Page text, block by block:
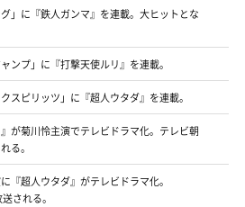
グ」に『鉄人ガンマ』を連載。大ヒットとな
ンプ」に『打撃天使ルリ』を連載。
クスピリッツ」に『超人ウタダ』を連載。
』が菊川怜主演でテレビドラマ化。テレビ朝
る。
『超人ウタダ』がテレビドラマ化。
される。